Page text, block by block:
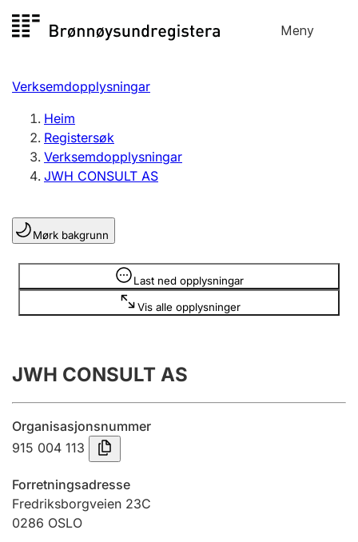
til
Meny
Registersøk
Aksjeselskap
Enkeltpersonføretak
Registrere, endre, slette
Lag og foreining
Registrere, endre, slette
Årsrekneskap
Innsending og forseinkingsgebyr
Tinglysing
Jeger
Verksemdopplysningar
Heim
Registersøk
Verksemdopplysningar
JWH CONSULT AS
Mørk bakgrunn
Last ned opplysningar
Vis alle opplysninger
Opplysninger er skjult
JWH CONSULT AS
Organisasjonsnummer
915 004 113
Forretningsadresse
Fredriksborgveien 23C
0286 OSLO